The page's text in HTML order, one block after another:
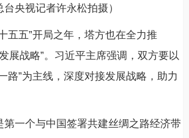
央视记者许永松拍摄）
五五”开局之年，塔方也在全力推
展战略”。习近平主席强调，双方要以
路”为主线，深度对接发展战略，助力
第一个与中国签署共建丝绸之路经济带